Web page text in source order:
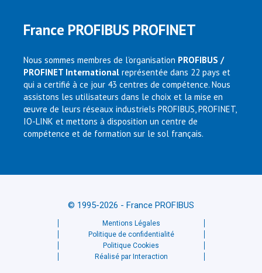
France PROFIBUS PROFINET
Nous sommes membres de l’organisation PROFIBUS /
PROFINET International représentée dans 22 pays et
qui a certifié à ce jour 43 centres de compétence. Nous
assistons les utilisateurs dans le choix et la mise en
œuvre de leurs réseaux industriels PROFIBUS, PROFINET,
IO-LINK et mettons à disposition un centre de
compétence et de formation sur le sol français.
© 1995-2026 - France PROFIBUS
Mentions Légales
Politique de confidentialité
Politique Cookies
Réalisé par Interaction